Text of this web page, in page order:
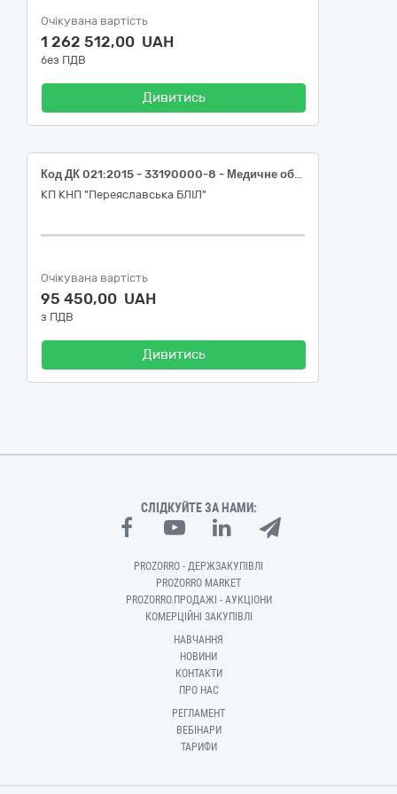
Очікувана вартість
1 262 512,00 UAH
без ПДВ
Дивитись
Код ДК 021:2015 - 33190000-8 - Медичне обладнання та вироби медичного призначення різні. 1. Екранований опромінювач з жалюзі BactoSfera Jalousie Air . 2. Медичний опромінювач BactoSfera MED 30x6 TIMER або еквіваленти.
КП КНП "Переяславська БЛІЛ"
Очікувана вартість
95 450,00 UAH
з ПДВ
Дивитись
СЛІДКУЙТЕ ЗА НАМИ:
PROZORRO - ДЕРЖЗАКУПІВЛІ
PROZORRO MARKET
PROZORRO.ПРОДАЖІ - АУКЦІОНИ
КОМЕРЦІЙНІ ЗАКУПІВЛІ
НАВЧАННЯ
НОВИНИ
КОНТАКТИ
ПРО НАС
РЕГЛАМЕНТ
ВЕБІНАРИ
ТАРИФИ